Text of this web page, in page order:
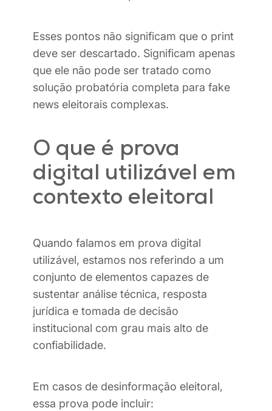
Esses pontos não significam que o print
deve ser descartado. Significam apenas
que ele não pode ser tratado como
solução probatória completa para fake
news eleitorais complexas.
O que é prova
digital utilizável em
contexto eleitoral
Quando falamos em prova digital
utilizável, estamos nos referindo a um
conjunto de elementos capazes de
sustentar análise técnica, resposta
jurídica e tomada de decisão
institucional com grau mais alto de
confiabilidade.
Em casos de desinformação eleitoral,
essa prova pode incluir: